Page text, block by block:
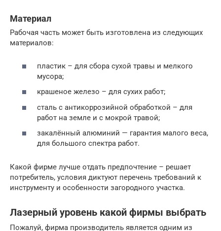
Материал
Рабочая часть может быть изготовлена из следующих
материалов:
пластик – для сбора сухой травы и мелкого
мусора;
крашеное железо – для сухих работ;
сталь с антикоррозийной обработкой – для
работ на земле и с мокрой травой;
закалённый алюминий — гарантия малого веса,
для большого спектра работ.
Какой фирме лучше отдать предпочтение – решает
потребитель, условия диктуют перечень требований к
инструменту и особенности загородного участка.
Лазерный уровень какой фирмы выбрать
Пожалуй, фирма производитель является одним из